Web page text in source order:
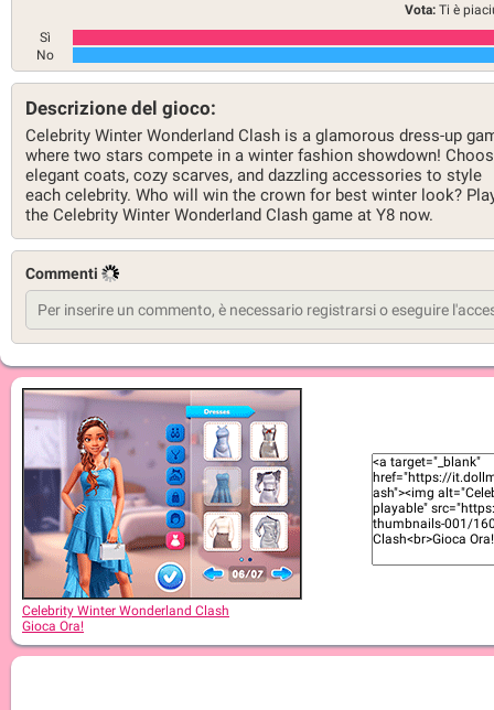
Vota: Ti è
Sì
No
Descrizione del gioco:
Celebrity Winter Wonderland Clash is a glamorous dress-up
where two stars compete in a winter fashion showdown!
elegant coats, cozy scarves, and dazzling accessories to style
each celebrity. Who will win the crown for best winter look?
the Celebrity Winter Wonderland Clash game at Y8 now.
Commenti
Celebrity Winter Wonderland Clash
Gioca Ora!